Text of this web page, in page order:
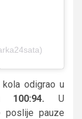
odigrao u
100:94. U
poslije pauze